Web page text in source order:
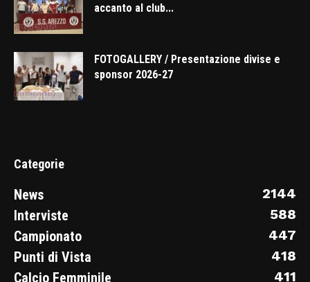
accanto al club...
FOTOGALLERY / Presentazione divise e
sponsor 2026-27
Categorie
News
2144
Interviste
588
Campionato
447
Punti di Vista
418
Calcio Femminile
411